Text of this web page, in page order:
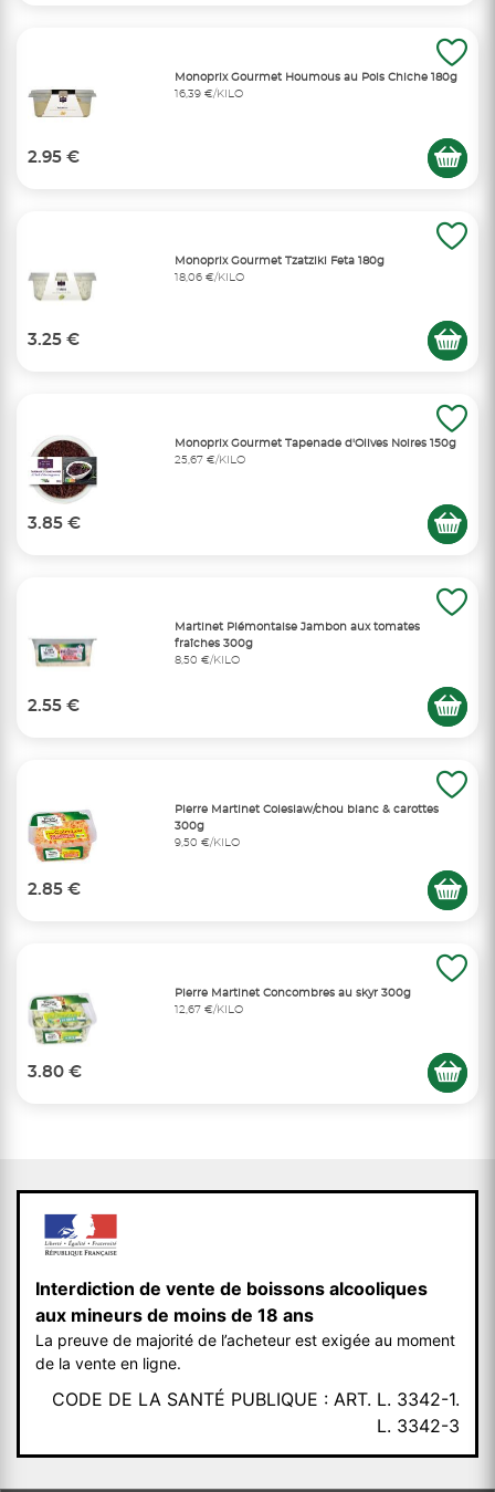
Monoprix Gourmet Houmous au Pois Chiche 180g
16,39 €/KILO
2.95 €
Monoprix Gourmet Tzatziki Feta 180g
18,06 €/KILO
3.25 €
Monoprix Gourmet Tapenade d'Olives Noires 150g
25,67 €/KILO
3.85 €
Martinet Piémontaise Jambon aux tomates
fraîches 300g
8,50 €/KILO
2.55 €
Pierre Martinet Coleslaw/chou blanc & carottes
300g
9,50 €/KILO
2.85 €
Pierre Martinet Concombres au skyr 300g
12,67 €/KILO
3.80 €
Interdiction de vente de boissons alcooliques
aux mineurs de moins de 18 ans
La preuve de majorité de l’acheteur est exigée au moment
de la vente en ligne.
CODE DE LA SANTÉ PUBLIQUE : ART. L. 3342-1.
L. 3342-3